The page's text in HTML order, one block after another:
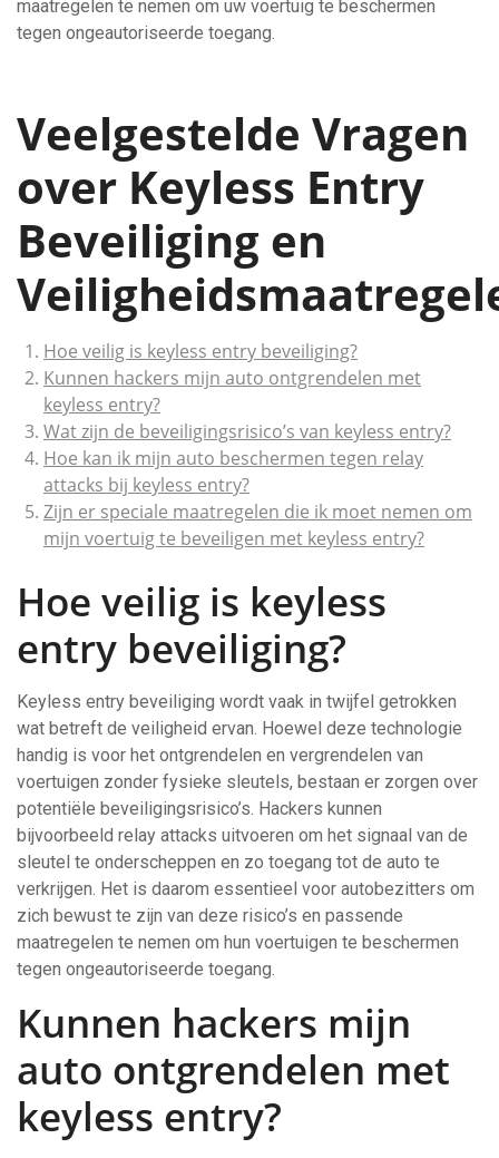
maatregelen te nemen om uw voertuig te beschermen
tegen ongeautoriseerde toegang.
Veelgestelde Vragen
over Keyless Entry
Beveiliging en
Hoe veilig is keyless entry beveiliging?
Kunnen hackers mijn auto ontgrendelen met
keyless entry?
Wat zijn de beveiligingsrisico’s van keyless entry?
Hoe kan ik mijn auto beschermen tegen relay
attacks bij keyless entry?
Zijn er speciale maatregelen die ik moet nemen om
mijn voertuig te beveiligen met keyless entry?
Hoe veilig is keyless
entry beveiliging?
Keyless entry beveiliging wordt vaak in twijfel getrokken
wat betreft de veiligheid ervan. Hoewel deze technologie
handig is voor het ontgrendelen en vergrendelen van
voertuigen zonder fysieke sleutels, bestaan er zorgen over
potentiële beveiligingsrisico’s. Hackers kunnen
bijvoorbeeld relay attacks uitvoeren om het signaal van de
sleutel te onderscheppen en zo toegang tot de auto te
verkrijgen. Het is daarom essentieel voor autobezitters om
zich bewust te zijn van deze risico’s en passende
maatregelen te nemen om hun voertuigen te beschermen
tegen ongeautoriseerde toegang.
Kunnen hackers mijn
auto ontgrendelen met
keyless entry?